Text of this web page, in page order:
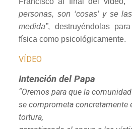
personas, son ‘cosas’ y se
medida”, destruyéndolas
física como psicológicamente.
VÍDEO
Intención del Papa
“Oremos para que la
se comprometa concretamente
tortura,